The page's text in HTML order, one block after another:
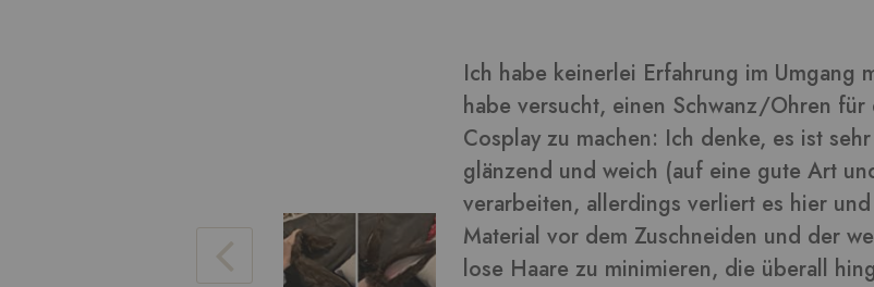
Arbeit damit bürsten, um
Die braune Farbe war
Verarbeitet sich gut und die Blätter
Bilder in dieser Rezension
Vera-Kunden